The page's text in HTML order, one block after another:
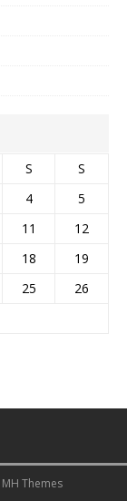
S
S
4
5
11
12
18
19
25
26
MH Themes